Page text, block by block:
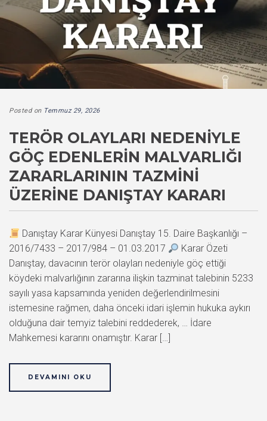
Posted on Temmuz 29, 2026
TERÖR OLAYLARI NEDENIYLE
GÖÇ EDENLERIN MALVARLIĞI
ZARARLARININ TAZMINI
ÜZERINE DANIŞTAY KARARI
Danıştay Karar Künyesi Danıştay 15. Daire Başkanlığı –
2016/7433 – 2017/984 – 01.03.2017
Karar Özeti
Danıştay, davacının terör olayları nedeniyle göç ettiği
köydeki malvarlığının zararına ilişkin tazminat talebinin 5233
sayılı yasa kapsamında yeniden değerlendirilmesini
istemesine rağmen, daha önceki idari işlemin hukuka aykırı
olduğuna dair temyiz talebini reddederek, … İdare
Mahkemesi kararını onamıştır. Karar […]
DEVAMINI OKU